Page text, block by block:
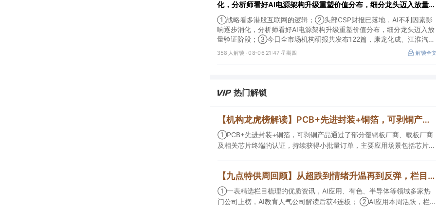
化，分析师看好AI电源架构升级重塑价值分布，细分龙头迈入放量验
证阶段；战略看多港股互联网的逻辑
①战略看多港股互联网的逻辑；②头部CSP财报已落地，AI不利因素影
响逐步消化，分析师看好AI电源架构升级重塑价值分布，细分龙头迈入放
量验证阶段；③今日全市场机构研报共发布122篇，康龙化成、江淮汽车
评级得到上调，9家公司获得首度覆盖，其中乔锋智能获新财富分析师深
度覆盖；④在个股机构关注度排行中，华峰化学首次上榜，前五名依次
358 人解锁 ·08-06 21:47 星期四 解锁全文
热门解锁
【机构龙虎榜解读】PCB+先进封装+铜箔，可剥铜产品通过了部分覆铜板厂商、载板厂商及相关芯片终端的认证，持续获得小批量订单，主要应用场景包括芯片封装光模块用PCB，机构大额净买入这家公司
①PCB+先进封装+铜箔，可剥铜产品通过了部分覆铜板厂商、载板厂商
及相关芯片终端的认证，持续获得小批量订单，主要应用场景包括芯片封
具备承接细胞与基因治疗产品商业化受托生产的合规资质，这家公司获净
买入。
【九点特供周回顾】从超跌到情绪升温再到反弹，栏目梳理AI应用题材逻辑，AI教育人气公司解读后获4连板
①一表精选栏目梳理的优质资讯，AI应用、有色、半导体等领域多家热
门公司上榜，AI教育人气公司解读后获4连板； ②AI应用本周活跃，栏目